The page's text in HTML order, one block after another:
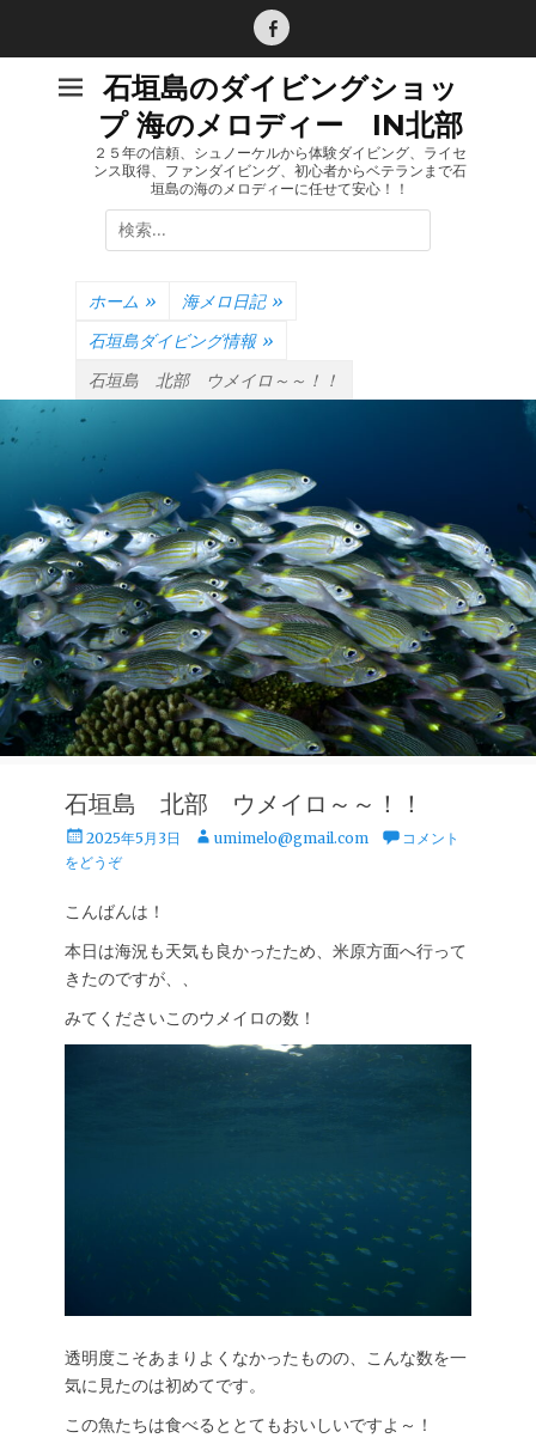
Facebook
石垣島のダイビングショッ
プ 海のメロディー IN北部
２５年の信頼、シュノーケルから体験ダイビング、ライセ
ンス取得、ファンダイビング、初心者からベテランまで石
垣島の海のメロディーに任せて安心！！
検
索:
ホーム » 海メロ日記 »
石垣島ダイビング情報 »
石垣島 北部 ウメイロ～～！！
石垣島 北部 ウメイロ～～！！
投
稿
2025年5月3日
投 umimelo@gmail.com
コメント
をどうぞ
こんばんは！
本日は海況も天気も良かったため、米原方面へ行って
きたのですが、、
みてくださいこのウメイロの数！
透明度こそあまりよくなかったものの、こんな数を一
気に見たのは初めてです。
この魚たちは食べるととてもおいしいですよ～！